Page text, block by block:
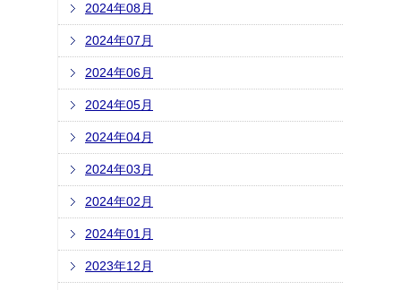
2024年08月
2024年07月
2024年06月
2024年05月
2024年04月
2024年03月
2024年02月
2024年01月
2023年12月